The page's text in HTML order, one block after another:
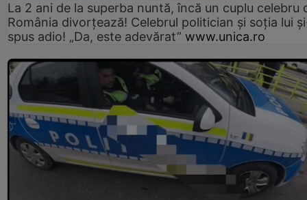
La 2 ani de la superba nuntă, încă un cuplu celebru
România divorțează! Celebrul politician și soția lui
spus adio! „Da, este adevărat” www.unica.ro